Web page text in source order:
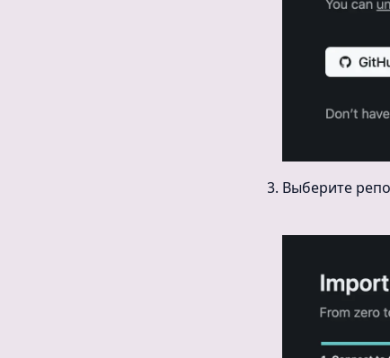
Выберите